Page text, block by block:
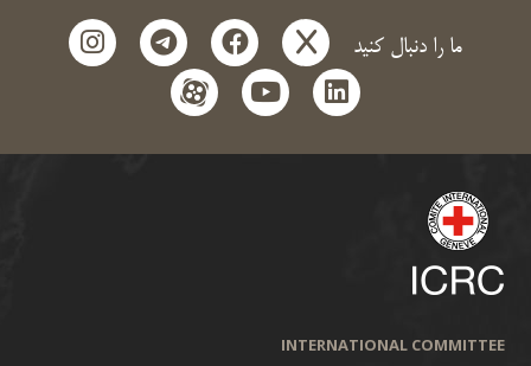
ما را دنبال کنید x
facebook
telegram
instagram
linkedin
youtube
aparat
INTERNATIONAL COMMITTEE